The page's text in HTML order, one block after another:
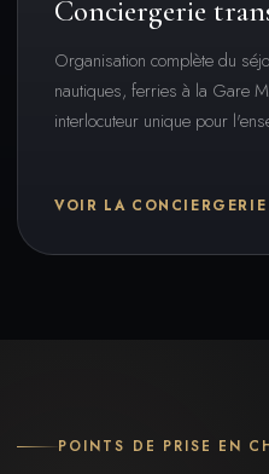
Conciergerie
Organisation complète du
nautiques, ferries à la Gare
interlocuteur unique pour
VOIR LA
POINTS DE PRISE EN